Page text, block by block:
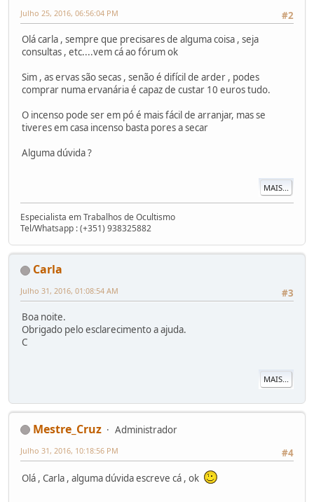
#2
Julho 25, 2016, 06:56:04 PM
Olá carla , sempre que precisares de alguma coisa , seja
consultas , etc....vem cá ao fórum ok
Sim , as ervas são secas , senão é difícil de arder , podes
comprar numa ervanária é capaz de custar 10 euros tudo.
O incenso pode ser em pó é mais fácil de arranjar, mas se
tiveres em casa incenso basta pores a secar
Alguma dúvida ?
MAIS...
Especialista em Trabalhos de Ocultismo
Tel/Whatsapp : (+351) 938325882
Carla
#3
Julho 31, 2016, 01:08:54 AM
Boa noite.
Obrigado pelo esclarecimento a ajuda.
C
MAIS...
Mestre_Cruz
Administrador
#4
Julho 31, 2016, 10:18:56 PM
Olá , Carla , alguma dúvida escreve cá , ok